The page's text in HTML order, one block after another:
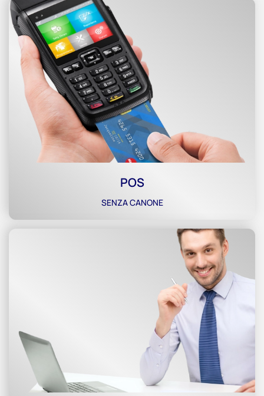
POS
SENZA CANONE